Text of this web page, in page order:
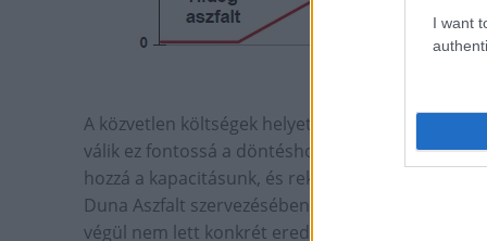
I want
A közvetlen költségek helyett tehát igazából a
válik ez fontossá a döntéshozóknak. „Mi erre
hozzá a kapacitásunk, és reklámozzuk az
Duna Aszfalt szervezésében, sok
végül nem lett konkrét eredménye.” Ezzel együtt